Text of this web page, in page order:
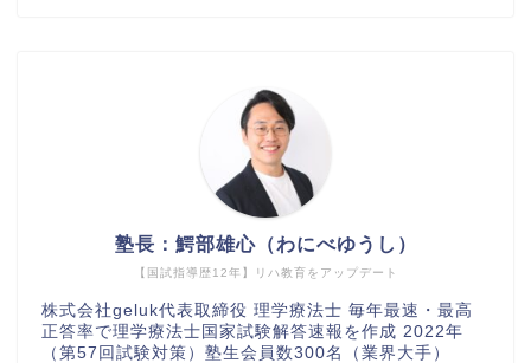
【国試指導歴12年】リハ教育をアップデート
塾長：鰐部雄心（わにべゆうし）
株式会社geluk代表取締役 理学療法士 毎年最速・最高
正答率で理学療法士国家試験解答速報を作成 2022年
（第57回試験対策）塾生会員数300名（業界大手）